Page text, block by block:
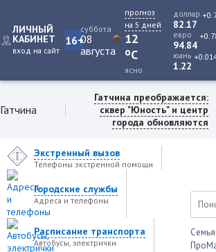
ЛИЧНЫЙ
КАБИНЕТ
вход на сайт
16+
суббота
08
августа
прогноз
на 5 дней
12
oC
ясно
доллар
82.17
евро
94.84
юань
1.22
Гатчина
Гатчина преображается:
сквер "Юность" и центр
города обновляются
Экстренный вызов
Телефоны экстренной помощи
Городские службы
Адреса и телефоны
Расписание транспорта
Автобусы, электрички
Семья